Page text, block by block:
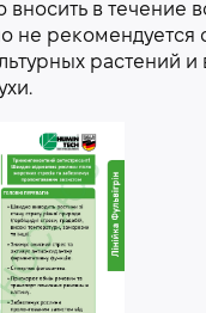
вносить в течение
не рекомендуется
растений и